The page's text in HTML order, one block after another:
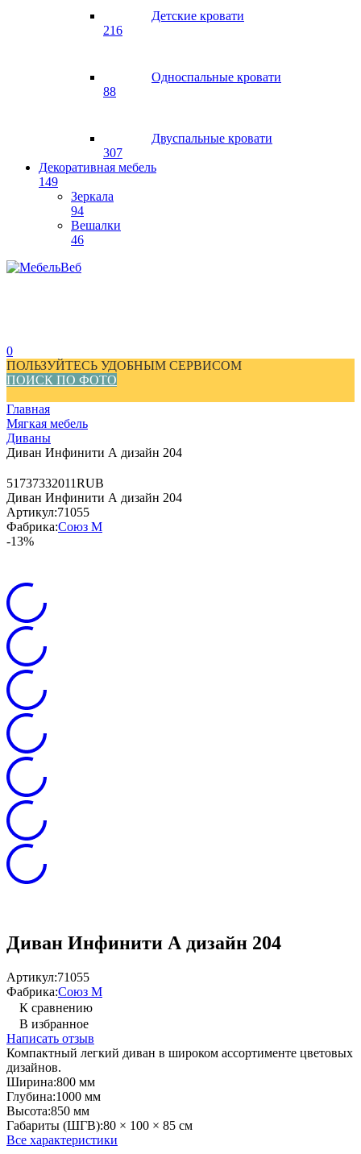
Детские кровати
216
Односпальные кровати
88
Двуспальные кровати
307
Декоративная мебель
149
Зеркала
94
Вешалки
46
0
ПОЛЬЗУЙТЕСЬ УДОБНЫМ СЕРВИСОМ
ПОИСК ПО ФОТО
Главная
Мягкая мебель
Диваны
Диван Инфинити А дизайн 204
51737332011RUB
Диван Инфинити А дизайн 204
Артикул:71055
Фабрика:Союз М
-13%
Диван Инфинити А дизайн 204
Артикул:71055
Фабрика:Союз М
К сравнению
В избранное
Написать отзыв
Компактный легкий диван в широком ассортименте цветовых
дизайнов.
Ширина:800 мм
Глубина:1000 мм
Высота:850 мм
Габариты (ШГВ):80 × 100 × 85 см
Все характеристики